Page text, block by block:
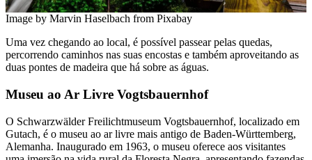
Image by Marvin Haselbach from Pixabay
Uma vez chegando ao local, é possível passear pelas quedas,
percorrendo caminhos nas suas encostas e também aproveitando as
duas pontes de madeira que há sobre as águas.
Museu ao Ar Livre Vogtsbauernhof
​O Schwarzwälder Freilichtmuseum Vogtsbauernhof, localizado em
Gutach, é o museu ao ar livre mais antigo de Baden-Württemberg,
Alemanha. Inaugurado em 1963, o museu oferece aos visitantes